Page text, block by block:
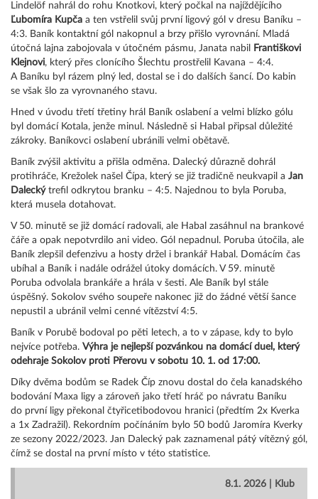
Lindelöf nahrál do rohu Knotkovi, který počkal na najíždějícího
Ľubomíra Kupča a ten vstřelil svůj první ligový gól v dresu Baníku –
4:3. Baník kontaktní gól nakopnul a brzy přišlo vyrovnání. Mladá
útočná lajna zabojovala v útočném pásmu, Janata nabil
Františkovi
Klejnovi, který přes clonícího Šlechtu prostřelil Kavana – 4:4.
A Baníku byl rázem plný led, dostal se i do dalších šancí. Do kabin
se však šlo za vyrovnaného stavu.
Hned v úvodu třetí třetiny hrál Baník oslabení a velmi blízko gólu
byl domácí Kotala, jenže minul. Následně si Habal připsal důležité
zákroky. Baníkovci oslabení ubránili velmi obětavě.
Baník zvýšil aktivitu a přišla odměna. Dalecký důrazně dohrál
protihráče, Krežolek našel Čípa, který se již tradičně neukvapil a Jan
Daleckýtrefil odkrytou branku – 4:5. Najednou to byla Poruba,
která musela dotahovat.
V 50. minutě se již domácí radovali, ale Habal zasáhnul na brankové
čáře a opak nepotvrdilo ani video. Gól nepadnul. Poruba útočila, ale
Baník zlepšil defenzivu a hosty držel i brankář Habal. Domácím čas
ubíhal a Baník i nadále odrážel útoky domácích. V 59. minutě
Poruba odvolala brankáře a hrála v šesti. Ale Baník byl stále
úspěšný. Sokolov svého soupeře nakonec již do žádné větší šance
nepustil a ubránil velmi cenné vítězství 4:5.
Baník v Porubě bodoval po pěti letech, a to v zápase, kdy to bylo
nejvíce potřeba. Výhra je nejlepší pozvánkou na domácí duel, který
odehraje Sokolov proti Přerovu v sobotu 10. 1. od 17:00.
Díky dvěma bodům se Radek Číp znovu dostal do čela kanadského
bodování Maxa ligy a zároveň jako třetí hráč po návratu Baníku
do první ligy překonal čtyřicetibodovou hranici (předtím 2x Kverka
a 1x Zadražil). Rekordním počínáním bylo 50 bodů Jaromíra Kverky
ze sezony 2022/2023. Jan Dalecký pak zaznamenal pátý vítězný gól,
čímž se dostal na první místo v této statistice.
8.1. 2026 | Klub